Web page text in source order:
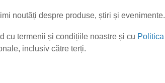
noutăți despre produse, știri și evenimente.
cu termenii și condițiile noastre și cu Politica
inclusiv către terți.